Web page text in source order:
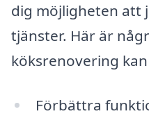
dig möjligheten att
tjänster. Här är
köksrenovering
Förbättra